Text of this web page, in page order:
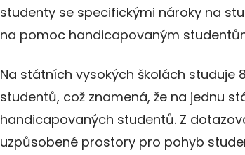
studenty se specifickými nároky na
na pomoc handicapovaným
Na státních vysokých školách studuje
studentů, což znamená, že na jednu
handicapovaných studentů. Z
uzpůsobené prostory pro pohyb